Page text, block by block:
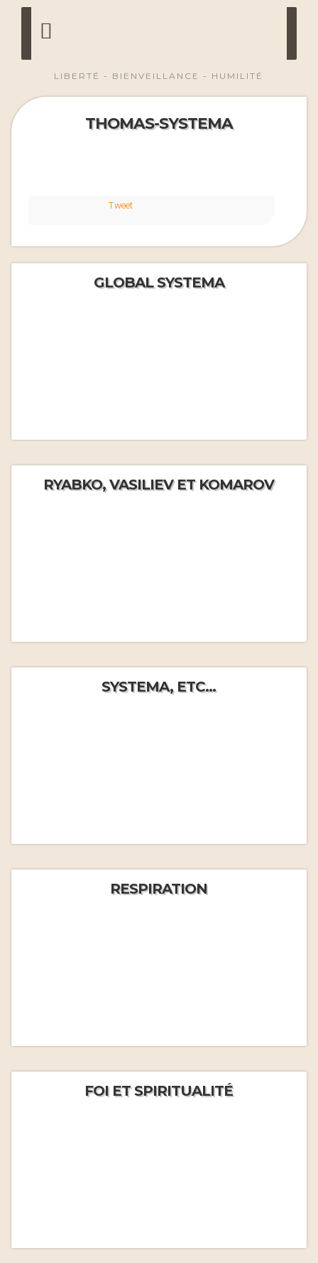
LIBERTÉ - BIENVEILLANCE - HUMILITÉ
THOMAS-SYSTEMA
Tweet
GLOBAL SYSTEMA
RYABKO, VASILIEV ET KOMAROV
SYSTEMA, ETC...
RESPIRATION
FOI ET SPIRITUALITÉ